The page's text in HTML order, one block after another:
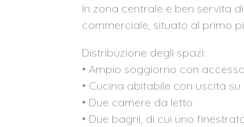
In zona centrale e ben servita
commerciale, situato al primo
Distribuzione degli spazi:
• Ampio soggiorno con
• Cucina abitabile con uscita
• Due camere da letto
• Due bagni, di cui uno